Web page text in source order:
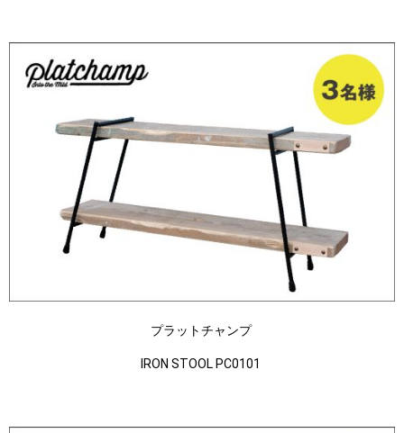
プラットチャンプ
IRON STOOL PC0101